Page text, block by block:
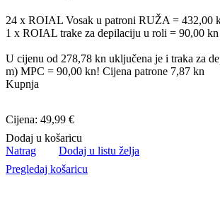
24 x ROIAL Vosak u patroni RUŽA = 432,00
1 x ROIAL trake za depilaciju u roli = 90,00 kn
U cijenu od 278,78 kn uključena je i traka za
m) MPC = 90,00 kn! Cijena patrone 7,87 kn
Kupnja
Cijena: 49,99 €
Dodaj u košaricu
Natrag
Dodaj u listu želja
Pregledaj košaricu